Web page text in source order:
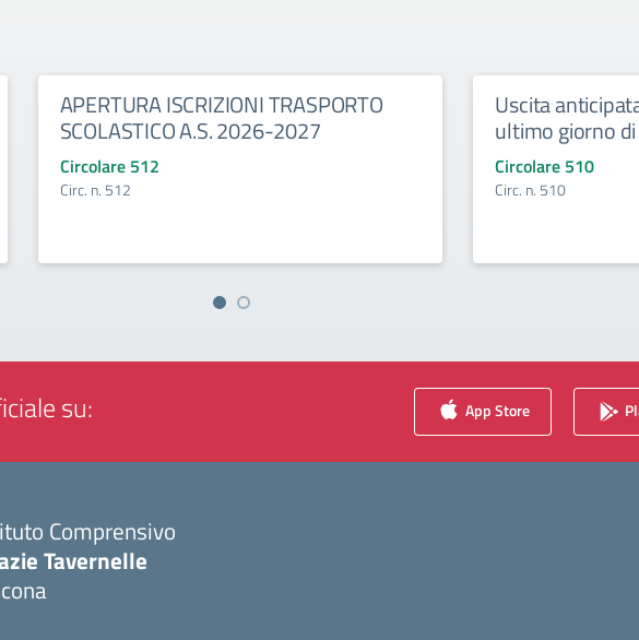
APERTURA ISCRIZIONI TRASPORTO
SCOLASTICO A.S. 2026-2027
Circolare 512
Circ. n. 512
Uscita
ultimo giorno
Circolare 510
Circ. n. 510
su: App Store
Comprensivo
Tavernelle